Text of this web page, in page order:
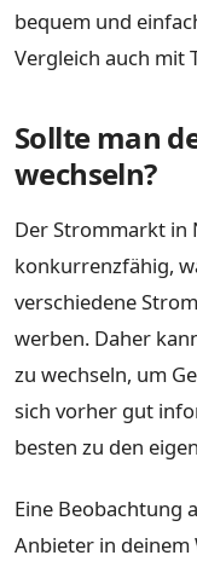
bequem und
Vergleich auch mit
Sollte man
wechseln?
Der Strommarkt in
konkurrenzfähig,
verschiedene
werben. Daher
zu wechseln, um
sich vorher gut
besten zu den
Eine Beobachtung
Anbieter in